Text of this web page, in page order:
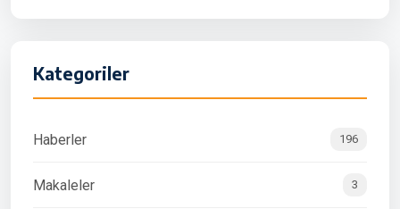
Kategoriler
Haberler 196
Makaleler 3